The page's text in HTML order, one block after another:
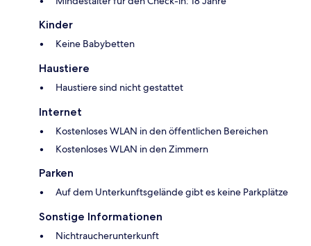
Kinder
Keine Babybetten
Haustiere
Haustiere sind nicht gestattet
Internet
Kostenloses WLAN in den öffentlichen Bereichen
Kostenloses WLAN in den Zimmern
Parken
Auf dem Unterkunftsgelände gibt es keine Parkplätze
Sonstige Informationen
Nichtraucherunterkunft